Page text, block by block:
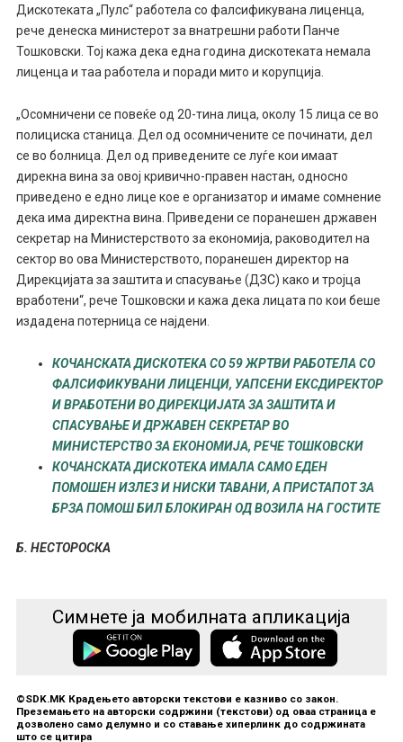
Дискотеката „Пулс“ работела со фалсификувана лиценца,
рече денеска министерот за внатрешни работи Панче
Тошковски. Тој кажа дека една година дискотеката немала
лиценца и таа работела и поради мито и корупција.
„Осомничени се повеќе од 20-тина лица, околу 15 лица се во
полициска станица. Дел од осомничените се починати, дел
се во болница. Дел од приведените се луѓе кои имаат
дирекна вина за овој кривично-правен настан, односно
приведено е едно лице кое е организатор и имаме сомнение
дека има директна вина. Приведени се поранешен државен
секретар на Министерството за економија, раководител на
сектор во ова Министерството, поранешен директор на
Дирекцијата за заштита и спасување (ДЗС) како и тројца
вработени“, рече Тошковски и кажа дека лицата по кои беше
издадена потерница се најдени.
КОЧАНСКАТА ДИСКОТЕКА СО 59 ЖРТВИ РАБОТЕЛА СО
ФАЛСИФИКУВАНИ ЛИЦЕНЦИ, УАПСЕНИ ЕКСДИРЕКТОР
И ВРАБОТЕНИ ВО ДИРЕКЦИЈАТА ЗА ЗАШТИТА И
СПАСУВАЊЕ И ДРЖАВЕН СЕКРЕТАР ВО
МИНИСТЕРСТВО ЗА ЕКОНОМИЈА, РЕЧЕ ТОШКОВСКИ
КОЧАНСКАТА ДИСКОТЕКА ИМАЛА САМО ЕДЕН
ПОМОШЕН ИЗЛЕЗ И НИСКИ ТАВАНИ, А ПРИСТАПОТ ЗА
БРЗА ПОМОШ БИЛ БЛОКИРАН ОД ВОЗИЛА НА ГОСТИТЕ
Б. НЕСТОРОСКА
Симнете ја мобилната апликација
©SDK.MK Крадењето авторски текстови е казниво со закон.
Преземањето на авторски содржини (текстови) од оваа страница е
дозволено само делумно и со ставање хиперлинк до содржината
што се цитира